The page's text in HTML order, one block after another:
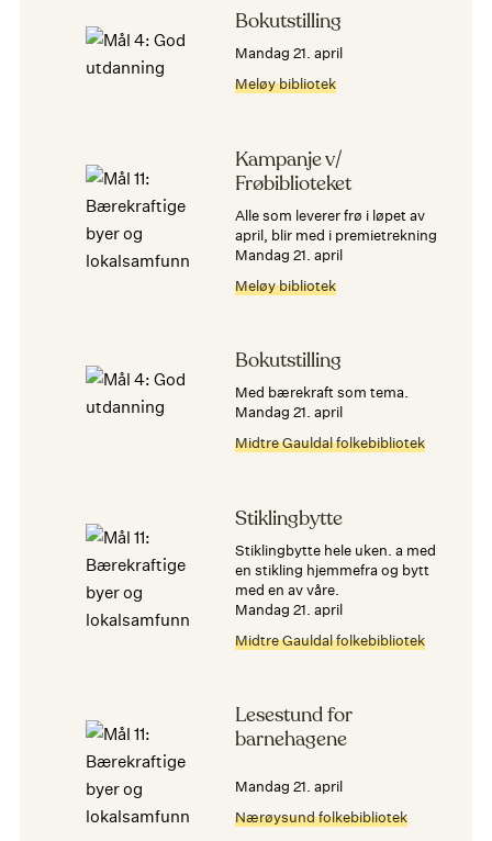
Bokutstilling
mandag 21. april
Meløy bibliotek
Kampanje v/
Frøbiblioteket
Alle som leverer frø i løpet av
april, blir med i premietrekning
mandag 21. april
Meløy bibliotek
Bokutstilling
Med bærekraft som tema.
mandag 21. april
Midtre Gauldal folkebibliotek
Stiklingbytte
Stiklingbytte hele uken. a med
en stikling hjemmefra og bytt
med en av våre.
mandag 21. april
Midtre Gauldal folkebibliotek
Lesestund for
barnehagene
mandag 21. april
Nærøysund folkebibliotek